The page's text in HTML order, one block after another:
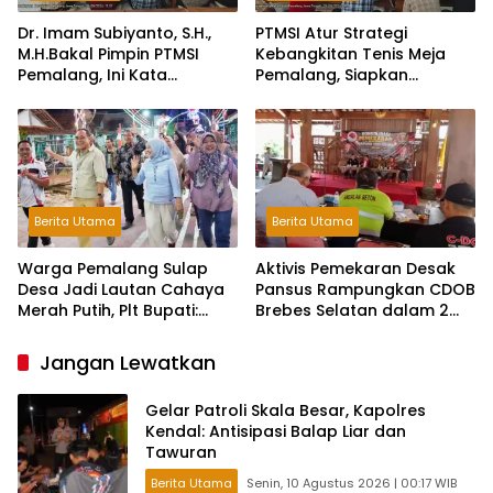
Dr. Imam Subiyanto, S.H.,
M.H.Bakal Pimpin PTMSI
Pemalang, Ini Kata
PTMSI Atur Strategi
Kebangkitan Tenis Meja
Pemalang, Siapkan
Berita Utama
Warga Pemalang Sulap
Desa Jadi Lautan Cahaya
Merah Putih, Plt Bupati:
Berita Utama
Aktivis Pemekaran Desak
Pansus Rampungkan CDOB
Brebes Selatan dalam 2
Jangan Lewatkan
Gelar Patroli Skala Besar, Kapolres
Kendal: Antisipasi Balap Liar dan
Tawuran
Berita Utama Senin, 10 Agustus 2026 | 00:17 WIB